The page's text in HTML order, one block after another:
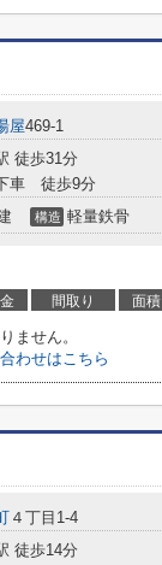
屋469-1
徒歩31分
車 徒歩9分
構造 軽量鉄骨
間取り 面積
ません。
わせはこちら
４丁目1-4
徒歩14分